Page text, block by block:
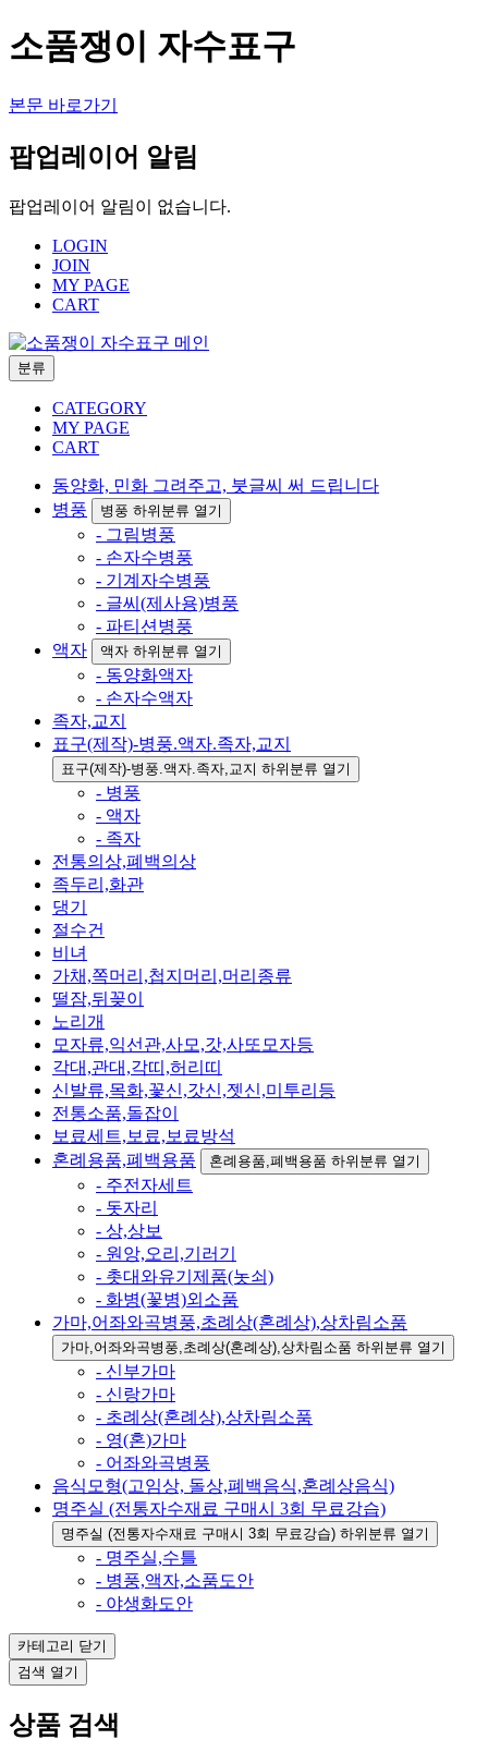
소품쟁이 자수표구
본문 바로가기
팝업레이어 알림
팝업레이어 알림이 없습니다.
LOGIN
JOIN
MY PAGE
CART
분류
CATEGORY
MY PAGE
CART
동양화, 민화 그려주고, 붓글씨 써 드립니다
병풍
병풍 하위분류 열기
- 그림병풍
- 손자수병풍
- 기계자수병풍
- 글씨(제사용)병풍
- 파티션병풍
액자
액자 하위분류 열기
- 동양화액자
- 손자수액자
족자,교지
표구(제작)-병풍.액자.족자,교지
표구(제작)-병풍.액자.족자,교지 하위분류 열기
- 병풍
- 액자
- 족자
전통의상,폐백의상
족두리,화관
댕기
절수건
비녀
가채,쪽머리,첩지머리,머리종류
떨잠,뒤꽂이
노리개
모자류,익선관,사모,갓,사또모자등
각대,관대,각띠,허리띠
신발류,목화,꽃신,갓신,젯신,미투리등
전통소품,돌잡이
보료세트,보료,보료방석
혼례용품,폐백용품
혼례용품,폐백용품 하위분류 열기
- 주전자세트
- 돗자리
- 상,상보
- 원앙,오리,기러기
- 촛대와유기제품(놋쇠)
- 화병(꽃병)외소품
가마,어좌와곡병풍,초례상(혼례상),상차림소품
가마,어좌와곡병풍,초례상(혼례상),상차림소품 하위분류 열기
- 신부가마
- 신랑가마
- 초례상(혼례상),상차림소품
- 영(혼)가마
- 어좌와곡병풍
음식모형(고임상, 돌상,폐백음식,혼례상음식)
명주실 (전통자수재료 구매시 3회 무료강습)
명주실 (전통자수재료 구매시 3회 무료강습) 하위분류 열기
- 명주실,수틀
- 병풍,액자,소품도안
- 야생화도안
카테고리 닫기
검색 열기
상품 검색